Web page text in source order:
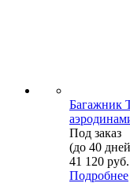
Багажник
Под заказ
(до 40
41 120
Подробнее